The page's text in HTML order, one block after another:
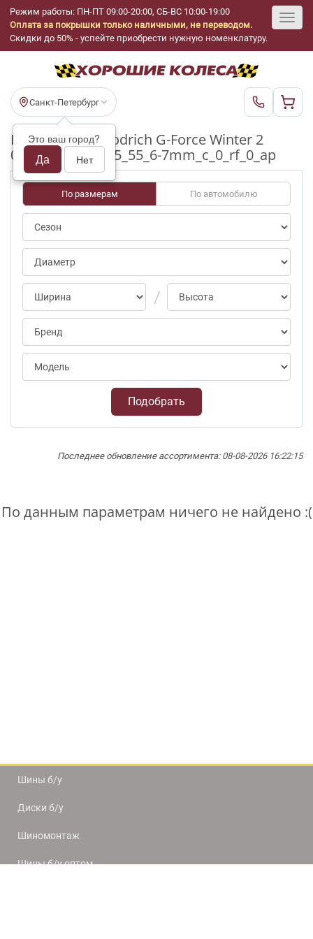
Режим работы: ПН-ПТ 09:00-20:00, СБ-ВС 10:00-19:00
Оплата за покрышки только наличными, не переводом.
Скидки до 50% - успейте приобрести нужную номенклатуру.
Санкт-Петербург
Это ваш город?
Да Нет
Шины бу BFGoodrich G-Force Winter 2
0/notpct R17_215_55_6-7mm_c_0_rf_0_ap
По размерам По автомобилю
Подобрать
Последнее обновление ассортимента: 08-08-2026 16:22:15
По данным параметрам ничего не найдено :(
Шины б/у
Диски б/у
Шиномонтаж
Шины б/у оптом